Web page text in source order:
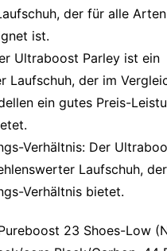
der für alle
ist.
Ultraboost Parley ist ein
Laufschuh, der im
ein gutes Preis-
Verhältnis: Der
Laufschuh,
Verhältnis bietet.
23 Shoes-Low